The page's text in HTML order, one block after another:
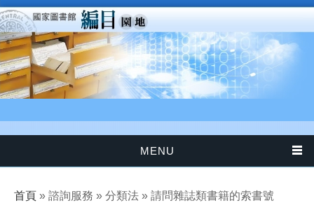
移至主內容
MENU
您在這裡
首頁 » 諮詢服務 » 分類法 » 請問雜誌類書籍的索書號